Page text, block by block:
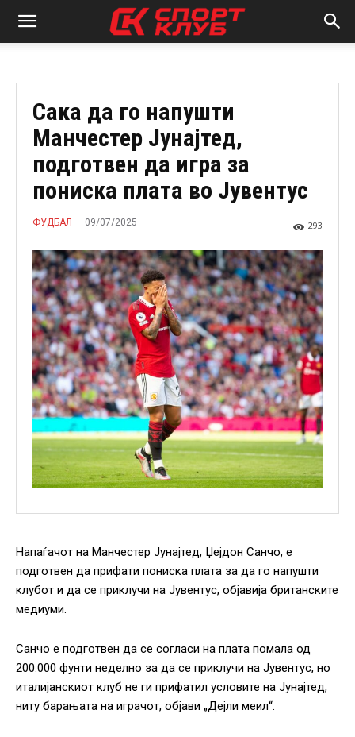
Сака да го напушти
Манчестер Јунајтед,
подготвен да игра за
пониска плата во Јувентус
ФУДБАЛ 09/07/2025 293
Напаѓачот на Манчестер Јунајтед, Џејдон Санчо, е
подготвен да прифати пониска плата за да го напушти
клубот и да се приклучи на Јувентус, објавија британските
медиуми.
Санчо е подготвен да се согласи на плата помала од
200.000 фунти неделно за да се приклучи на Јувентус, но
италијанскиот клуб не ги прифатил условите на Јунајтед,
ниту барањата на играчот, објави „Дејли меил“.